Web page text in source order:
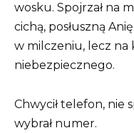
wosku. Spojrzał na
cichą, posłuszną
w milczeniu, lecz na
niebezpiecznego.
Chwycił telefon, nie
wybrał numer.